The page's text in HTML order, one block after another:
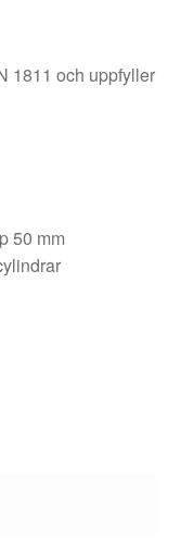
1811 och uppfyller
50 mm